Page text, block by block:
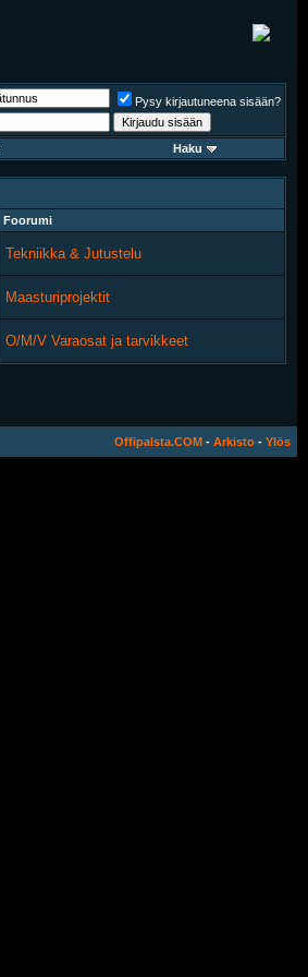
Pysy kirjautuneena sisään?
Haku
Foorumi
Tekniikka & Jutustelu
Maasturiprojektit
O/M/V Varaosat ja tarvikkeet
Offipalsta.COM - Arkisto - Ylös